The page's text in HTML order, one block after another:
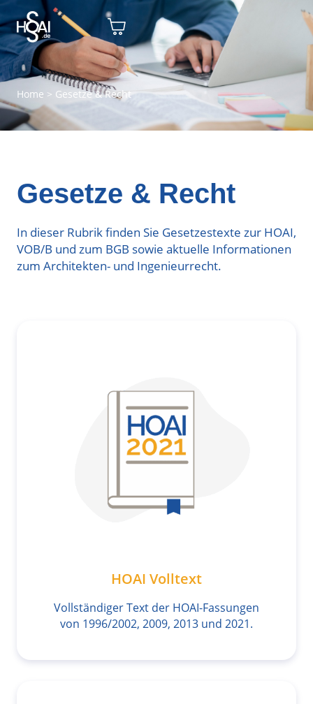
Home > Gesetze & Recht
Gesetze & Recht
In dieser Rubrik finden Sie Gesetzestexte zur HOAI,
VOB/B und zum BGB sowie aktuelle Informationen
zum Architekten- und Ingenieurrecht.
HOAI Volltext
Vollständiger Text der HOAI-Fassungen
von 1996/2002, 2009, 2013 und 2021.